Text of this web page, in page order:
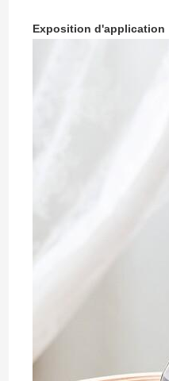
Exposition d'application